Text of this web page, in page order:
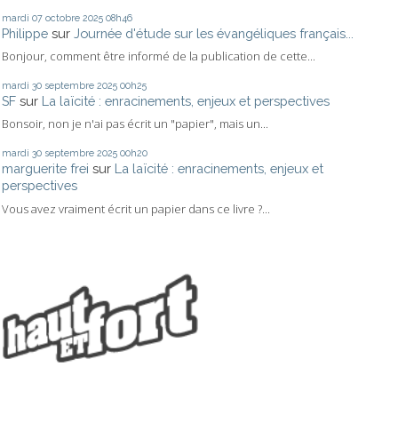
mardi 07 octobre 2025 08h46
Philippe sur Journée d'étude sur les évangéliques français...
Bonjour, comment être informé de la publication de cette...
mardi 30 septembre 2025 00h25
SF sur La laïcité : enracinements, enjeux et perspectives
Bonsoir, non je n'ai pas écrit un "papier", mais un...
mardi 30 septembre 2025 00h20
marguerite frei sur La laïcité : enracinements, enjeux et
perspectives
Vous avez vraiment écrit un papier dans ce livre ?...